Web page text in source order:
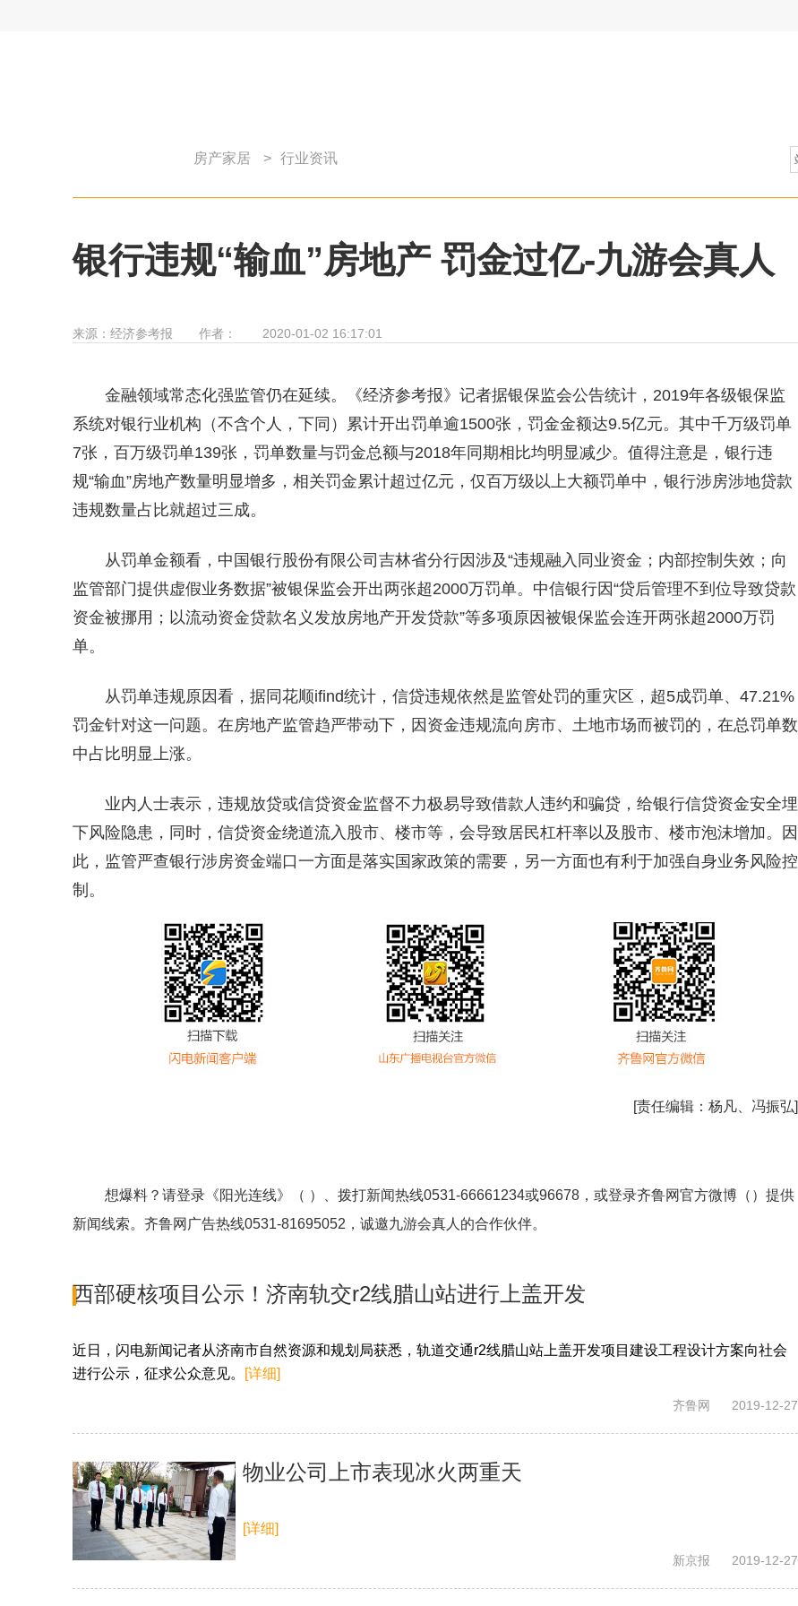
房产家居 > 行业资讯
银行违规“输血”房地产 罚金过亿-九游会真人
来源： 经济参考报 作者： 2020-01-02 16:17:01
金融领域常态化强监管仍在延续。《经济参考报》记者据银保监会公告统计，2019年各级银保监
系统对银行业机构（不含个人，下同）累计开出罚单逾1500张，罚金金额达9.5亿元。其中千万级罚单
7张，百万级罚单139张，罚单数量与罚金总额与2018年同期相比均明显减少。值得注意是，银行违
规“输血”房地产数量明显增多，相关罚金累计超过亿元，仅百万级以上大额罚单中，银行涉房涉地贷款
违规数量占比就超过三成。
从罚单金额看，中国银行股份有限公司吉林省分行因涉及“违规融入同业资金；内部控制失效；向
监管部门提供虚假业务数据”被银保监会开出两张超2000万罚单。中信银行因“贷后管理不到位导致贷款
资金被挪用；以流动资金贷款名义发放房地产开发贷款”等多项原因被银保监会连开两张超2000万罚
单。
从罚单违规原因看，据同花顺ifind统计，信贷违规依然是监管处罚的重灾区，超5成罚单、47.21%
罚金针对这一问题。在房地产监管趋严带动下，因资金违规流向房市、土地市场而被罚的，在总罚单数
中占比明显上涨。
业内人士表示，违规放贷或信贷资金监督不力极易导致借款人违约和骗贷，给银行信贷资金安全埋
下风险隐患，同时，信贷资金绕道流入股市、楼市等，会导致居民杠杆率以及股市、楼市泡沫增加。因
此，监管严查银行涉房资金端口一方面是落实国家政策的需要，另一方面也有利于加强自身业务风险控
制。
[责任编辑： 杨凡、冯振弘]
想爆料？请登录《阳光连线》（ ）、拨打新闻热线0531-66661234或96678，或登录齐鲁网官方微博（）提供
新闻线索。齐鲁网广告热线0531-81695052 ，诚邀九游会真人的合作伙伴。
西部硬核项目公示！济南轨交r2线腊山站进行上盖开发
近日，闪电新闻记者从济南市自然资源和规划局获悉，轨道交通r2线腊山站上盖开发项目建设工程设计方案向社会
进行公示，征求公众意见。
[详细]
齐鲁网 2019-12-27
物业公司上市表现冰火两重天
[详细]
新京报 2019-12-27